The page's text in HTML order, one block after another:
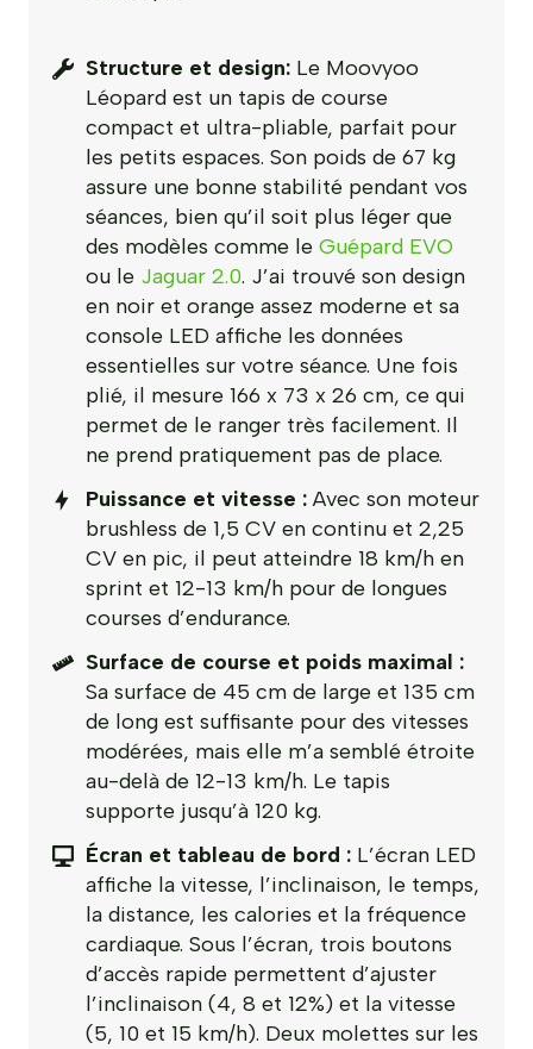
Structure et design: Le Moovyoo
Léopard est un tapis de course
compact et ultra-pliable, parfait pour
les petits espaces. Son poids de 67 kg
assure une bonne stabilité pendant vos
séances, bien qu’il soit plus léger que
des modèles comme le Guépard EVO
ou le Jaguar 2.0. J’ai trouvé son design
en noir et orange assez moderne et sa
console LED affiche les données
essentielles sur votre séance. Une fois
plié, il mesure 166 x 73 x 26 cm, ce qui
permet de le ranger très facilement. Il
ne prend pratiquement pas de place.
Puissance et vitesse : Avec son moteur
brushless de 1,5 CV en continu et 2,25
CV en pic, il peut atteindre 18 km/h en
sprint et 12-13 km/h pour de longues
courses d’endurance.
Surface de course et poids maximal :
Sa surface de 45 cm de large et 135 cm
de long est suffisante pour des vitesses
modérées, mais elle m’a semblé étroite
au-delà de 12-13 km/h. Le tapis
supporte jusqu’à 120 kg.
Écran et tableau de bord : L’écran LED
affiche la vitesse, l’inclinaison, le temps,
la distance, les calories et la fréquence
cardiaque. Sous l’écran, trois boutons
d’accès rapide permettent d’ajuster
l’inclinaison (4, 8 et 12%) et la vitesse
(5, 10 et 15 km/h). Deux molettes sur les